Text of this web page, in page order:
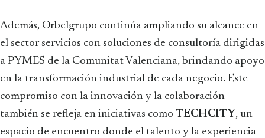
Además, Orbelgrupo continúa ampliando su alcance en
el sector servicios con soluciones de consultoría dirigidas
a PYMES de la Comunitat Valenciana, brindando apoyo
en la transformación industrial de cada negocio. Este
compromiso con la innovación y la colaboración
también se refleja en iniciativas como TECHCITY, un
espacio de encuentro donde el talento y la experiencia